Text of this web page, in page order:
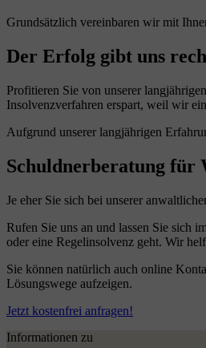
Grundsätzlich vereinbaren wir mit
Der Erfolg gibt uns
Profitieren Sie von unserer
Insolvenzverfahren erspart, weil wir
Aufgrund unserer langjährigen
Schuldnerberatung für
Je eher Sie sich bei unserer
Rufen Sie uns an und lassen Sie sich
oder eine Regelinsolvenz geht. Wir
Sie können natürlich auch online
Lösungswege aufzeigen.
Jetzt kostenfrei anfragen!
Informationen zu